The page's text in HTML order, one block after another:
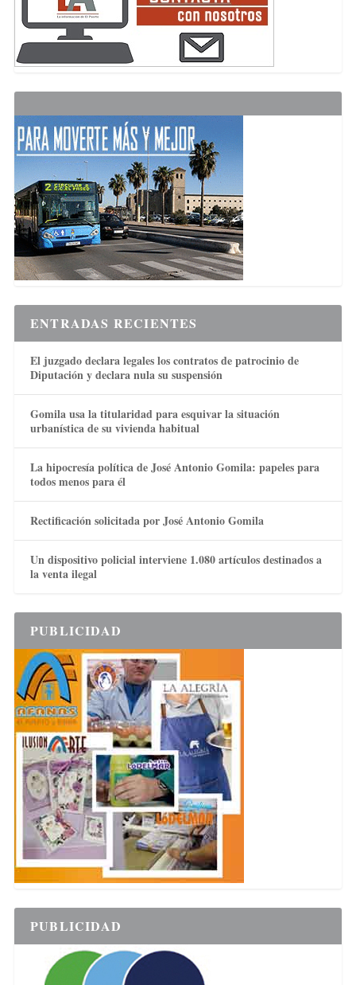
ENTRADAS RECIENTES
El juzgado declara legales los contratos de patrocinio de
Diputación y declara nula su suspensión
Gomila usa la titularidad para esquivar la situación
urbanística de su vivienda habitual
La hipocresía política de José Antonio Gomila: papeles para
todos menos para él
Rectificación solicitada por José Antonio Gomila
Un dispositivo policial interviene 1.080 artículos destinados a
la venta ilegal
PUBLICIDAD
PUBLICIDAD